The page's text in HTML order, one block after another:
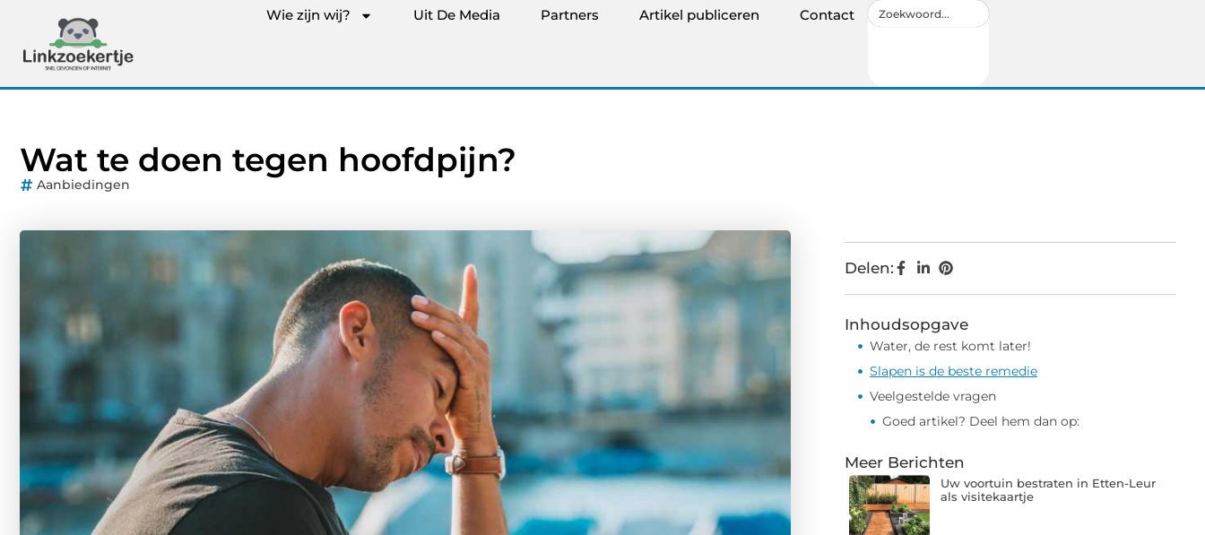
Wie zijn wij? Uit De Media Partners Artikel publiceren Contact
Wat te doen tegen hoofdpijn?
Aanbiedingen
Delen:
Inhoudsopgave
Water, de rest komt later!
Slapen is de beste remedie
Veelgestelde vragen
Goed artikel? Deel hem dan op:
Meer Berichten
Uw voortuin bestraten in Etten-Leur
als visitekaartje